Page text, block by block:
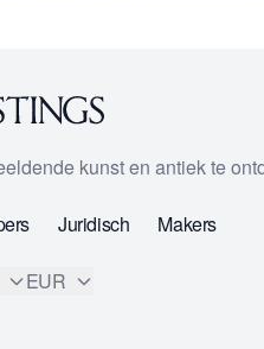
kunst en antiek te
Juridisch Makers
EUR